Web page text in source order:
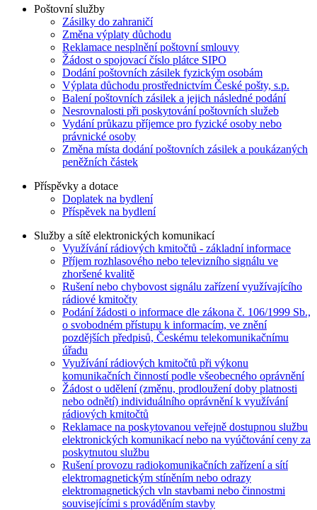
Poštovní služby
Zásilky do zahraničí
Změna výplaty důchodu
Reklamace nesplnění poštovní smlouvy
Žádost o spojovací číslo plátce SIPO
Dodání poštovních zásilek fyzickým osobám
Výplata důchodu prostřednictvím České pošty, s.p.
Balení poštovních zásilek a jejich následné podání
Nesrovnalosti při poskytování poštovních služeb
Vydání průkazu příjemce pro fyzické osoby nebo
právnické osoby
Změna místa dodání poštovních zásilek a poukázaných
peněžních částek
Příspěvky a dotace
Doplatek na bydlení
Příspěvek na bydlení
Služby a sítě elektronických komunikací
Využívání rádiových kmitočtů - základní informace
Příjem rozhlasového nebo televizního signálu ve
zhoršené kvalitě
Rušení nebo chybovost signálu zařízení využívajícího
rádiové kmitočty
Podání žádosti o informace dle zákona č. 106/1999 Sb.,
o svobodném přístupu k informacím, ve znění
pozdějších předpisů, Českému telekomunikačnímu
úřadu
Využívání rádiových kmitočtů při výkonu
komunikačních činností podle všeobecného oprávnění
Žádost o udělení (změnu, prodloužení doby platnosti
nebo odnětí) individuálního oprávnění k využívání
rádiových kmitočtů
Reklamace na poskytovanou veřejně dostupnou službu
elektronických komunikací nebo na vyúčtování ceny za
poskytnutou službu
Rušení provozu radiokomunikačních zařízení a sítí
elektromagnetickým stíněním nebo odrazy
elektromagnetických vln stavbami nebo činnostmi
souvisejícími s prováděním stavby